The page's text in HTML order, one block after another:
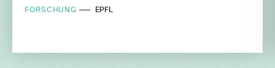
FORSCHUNG EPFL